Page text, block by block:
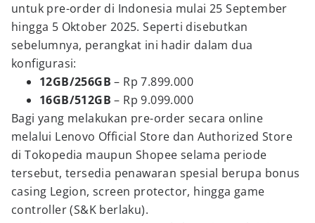
untuk pre-order di Indonesia mulai 25 September
hingga 5 Oktober 2025. Seperti disebutkan
sebelumnya, perangkat ini hadir dalam dua
konfigurasi:
12GB/256GB – Rp 7.899.000
16GB/512GB – Rp 9.099.000
Bagi yang melakukan pre-order secara online
melalui Lenovo Official Store dan Authorized Store
di Tokopedia maupun Shopee selama periode
tersebut, tersedia penawaran spesial berupa bonus
casing Legion, screen protector, hingga game
controller (S&K berlaku).